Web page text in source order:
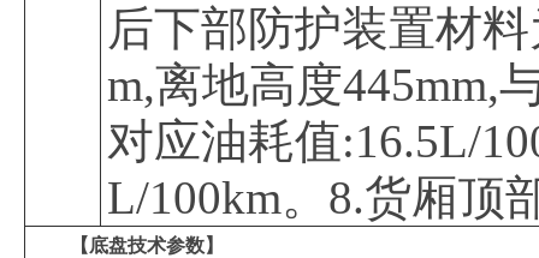
后下部防护装置材
m,离地高度445mm,
对应油耗值:16.5L/
L/100km。8.货厢顶
【底盘技术参数】